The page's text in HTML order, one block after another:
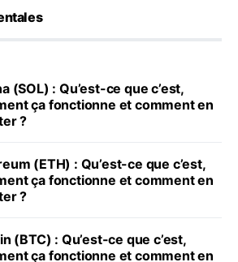
(SOL) : Qu’est-ce que c’est,
ça fonctionne et comment en
?
(ETH) : Qu’est-ce que c’est,
ça fonctionne et comment en
?
(BTC) : Qu’est-ce que c’est,
ça fonctionne et comment en